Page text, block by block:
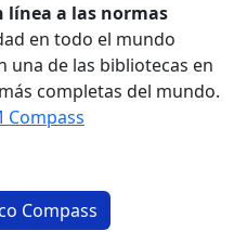
línea a las normas
en todo el mundo
una de las bibliotecas en
completas del mundo.
Compass
Compass